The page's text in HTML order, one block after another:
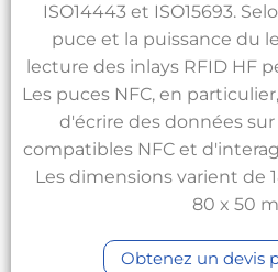
ISO14443 et ISO15693.
puce et la puissance du
lecture des inlays RFID HF
Les puces NFC, en
d'écrire des données
compatibles NFC et
Les dimensions varient de
80 x 50
Obtenez un devis